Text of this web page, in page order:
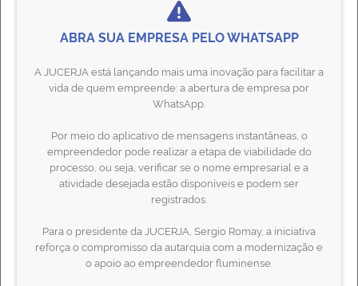
CERTIFICADO DIGITAL
ESTATÍSTICAS
Julho/2026
8.169
Novos negócios no estado
Resultado por Município
ABRA SUA EMPRESA PELO WHATSAPP
A JUCERJA está lançando mais uma inovação para facilitar a
vida de quem empreende: a abertura de empresa por
WhatsApp.
Por meio do aplicativo de mensagens instantâneas, o
empreendedor pode realizar a etapa de viabilidade do
processo, ou seja, verificar se o nome empresarial e a
atividade desejada estão disponíveis e podem ser
registrados.
Para o presidente da JUCERJA, Sergio Romay, a iniciativa
reforça o compromisso da autarquia com a modernização e
o apoio ao empreendedor fluminense.